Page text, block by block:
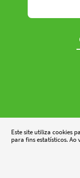
Este site utiliza cookies
para fins estatísticos. Ao